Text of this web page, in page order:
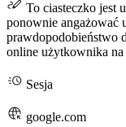
To ciasteczko jest
ponownie angażować
prawdopodobieństwo
online użytkownika
Sesja
google.com